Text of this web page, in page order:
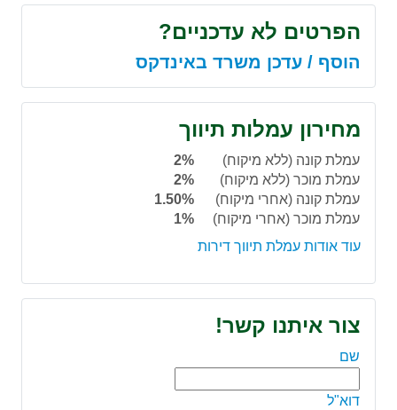
הפרטים לא עדכניים?
הוסף / עדכן משרד באינדקס
מחירון עמלות תיווך
עמלת קונה (ללא מיקוח)
2%
עמלת מוכר (ללא מיקוח)
2%
עמלת קונה (אחרי מיקוח)
1.50%
עמלת מוכר (אחרי מיקוח)
1%
עוד אודות עמלת תיווך דירות
צור איתנו קשר!
שם
דוא"ל